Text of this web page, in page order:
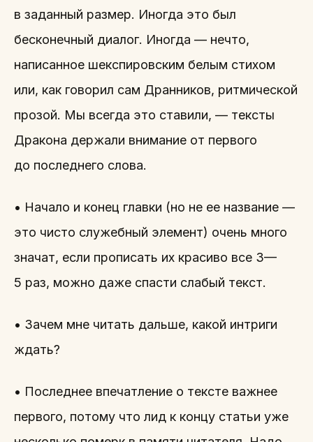
в заданный размер. Иногда это был
бесконечный диалог. Иногда — нечто,
написанное шекспировским белым стихом
или, как говорил сам Дранников, ритмической
прозой. Мы всегда это ставили, — тексты
Дракона держали внимание от первого
до последнего слова.
• Начало и конец главки (но не ее название —
это чисто служебный элемент) очень много
значат, если прописать их красиво все 3—
5 раз, можно даже спасти слабый текст.
• Зачем мне читать дальше, какой интриги
ждать?
• Последнее впечатление о тексте важнее
первого, потому что лид к концу статьи уже